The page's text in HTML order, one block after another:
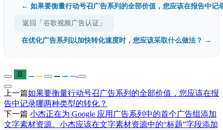
← 如果要衡量行动号召广告系列的全部价值，您应该在报告中记
返回「谷歌视频广告认证」
在优化广告系列以加快转化速度时，您应该采取什么做法？ →
豆
上一篇如果要衡量行动号召广告系列的全部价值，您应该在报
告中记录哪两种类型的转化？
下一篇 小杰正在为 Google 应用广告系列中的首个广告组添加
文字素材资源。小杰应该在文字素材资源中的“标题”字段添加